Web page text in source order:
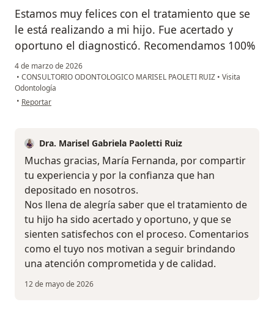
Estamos muy felices con el tratamiento que se
le está realizando a mi hijo. Fue acertado y
oportuno el diagnosticó. Recomendamos 100%
4 de marzo de 2026
• CONSULTORIO ODONTOLOGICO MARISEL PAOLETI RUIZ • Visita
Odontología
• en opinión del usuario María Fernanda
Reportar
Dra. Marisel Gabriela Paoletti Ruiz
Muchas gracias, María Fernanda, por compartir
tu experiencia y por la confianza que han
depositado en nosotros.
Nos llena de alegría saber que el tratamiento de
tu hijo ha sido acertado y oportuno, y que se
sienten satisfechos con el proceso. Comentarios
como el tuyo nos motivan a seguir brindando
una atención comprometida y de calidad.
12 de mayo de 2026